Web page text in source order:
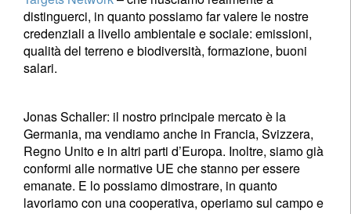
distinguerci, in quanto possiamo far valere le nostre
credenziali a livello ambientale e sociale: emissioni,
qualità del terreno e biodiversità, formazione, buoni
salari.
Jonas Schaller: il nostro principale mercato è la
Germania, ma vendiamo anche in Francia, Svizzera,
Regno Unito e in altri parti d’Europa. Inoltre, siamo già
conformi alle normative UE che stanno per essere
emanate. E lo possiamo dimostrare, in quanto
lavoriamo con una cooperativa, operiamo sul campo e